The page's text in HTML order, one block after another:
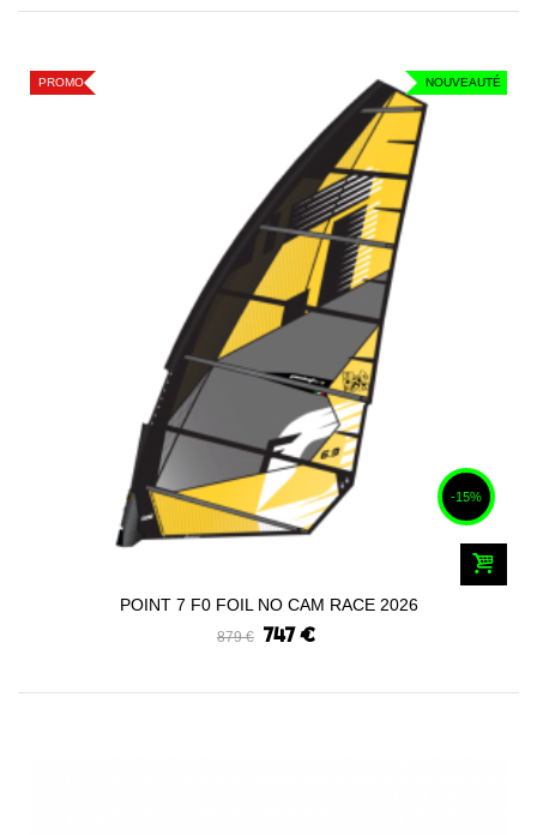
NOUVEAUTÉ
PROMO
-15%
POINT 7 F0 FOIL NO CAM RACE 2026
879 € 747 €